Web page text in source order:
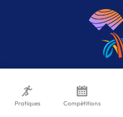
Pratiques Compétitions